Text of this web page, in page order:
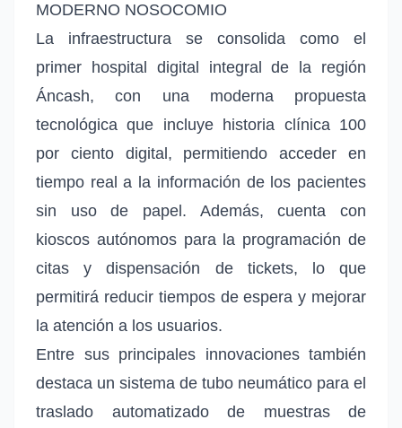
MODERNO NOSOCOMIO
La infraestructura se consolida como el
primer hospital digital integral de la región
Áncash, con una moderna propuesta
tecnológica que incluye historia clínica 100
por ciento digital, permitiendo acceder en
tiempo real a la información de los pacientes
sin uso de papel. Además, cuenta con
kioscos autónomos para la programación de
citas y dispensación de tickets, lo que
permitirá reducir tiempos de espera y mejorar
la atención a los usuarios.
Entre sus principales innovaciones también
destaca un sistema de tubo neumático para el
traslado automatizado de muestras de